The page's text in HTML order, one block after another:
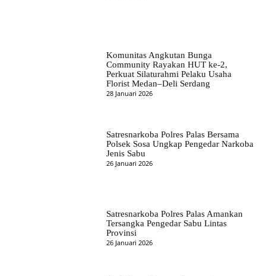
Komunitas Angkutan Bunga
Community Rayakan HUT ke-2,
Perkuat Silaturahmi Pelaku Usaha
Florist Medan–Deli Serdang
28 Januari 2026
Satresnarkoba Polres Palas Bersama
Polsek Sosa Ungkap Pengedar Narkoba
Jenis Sabu
26 Januari 2026
Satresnarkoba Polres Palas Amankan
Tersangka Pengedar Sabu Lintas
Provinsi
26 Januari 2026